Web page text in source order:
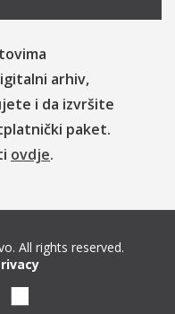
arhiv,
i da izvršite
paket.
ovdje.
All rights reserved.